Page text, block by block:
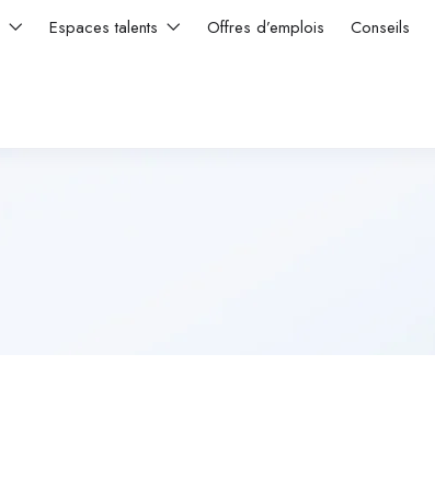
Espaces talents Offres d’emplois Conseils